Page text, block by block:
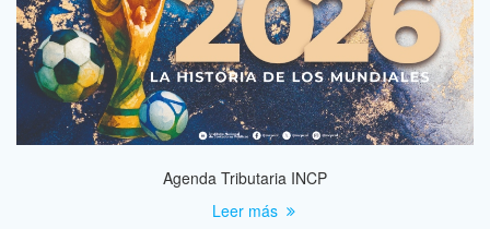
Agenda Tributaria INCP
Leer más